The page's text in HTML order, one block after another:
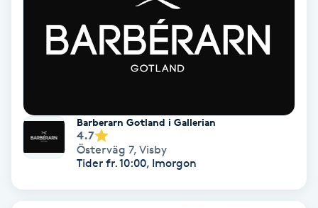
Meditation
Megavolymfransar
Melasma
Barberarn Gotland i Gallerian
4.7
Österväg 7, Visby
Tider fr. 10:00, Imorgon